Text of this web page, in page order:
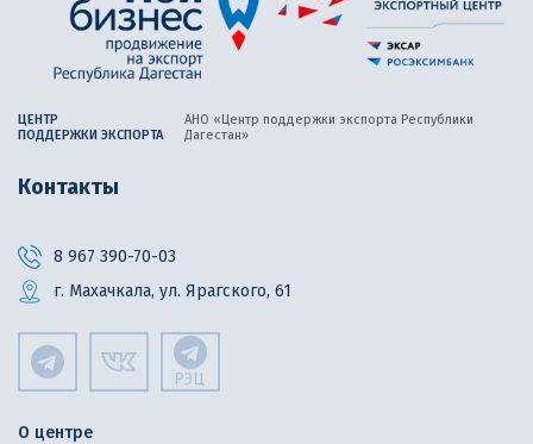
ЦЕНТР
ПОДДЕРЖКИ ЭКСПОРТА
АНО «Центр поддержки экспорта Республики
Дагестан»
Контакты
8 967 390-70-03
г. Махачкала, ул. Ярагского, 61
РЭЦ
О центре